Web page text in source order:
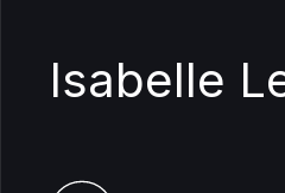
Isabelle